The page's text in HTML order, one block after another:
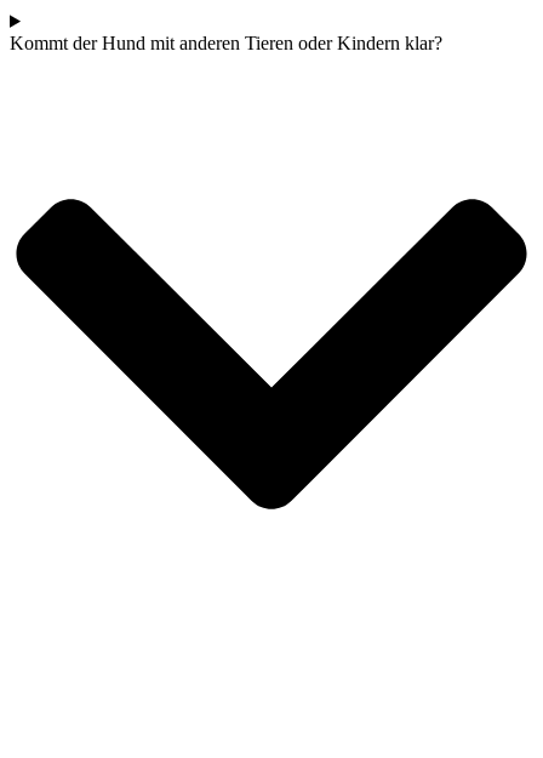
Kommt der Hund mit anderen Tieren oder Kindern klar?